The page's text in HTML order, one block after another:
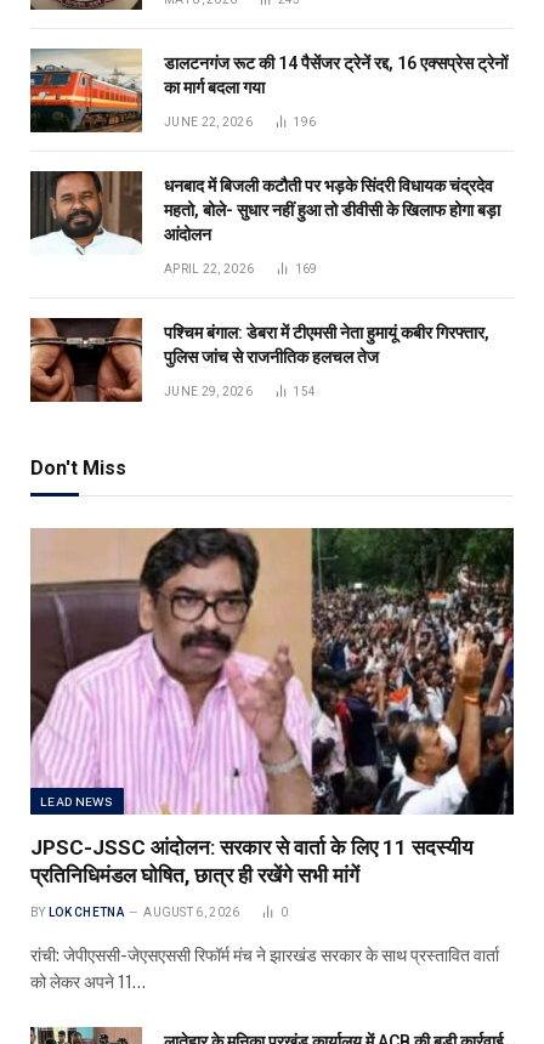
डालटनगंज रूट की 14 पैसेंजर ट्रेनें रद्द, 16 एक्सप्रेस ट्रेनों
का मार्ग बदला गया
JUNE 22, 2026 196
धनबाद में बिजली कटौती पर भड़के सिंदरी विधायक चंद्रदेव
महतो, बोले- सुधार नहीं हुआ तो डीवीसी के खिलाफ होगा बड़ा
आंदोलन
APRIL 22, 2026 169
पश्चिम बंगाल: डेबरा में टीएमसी नेता हुमायूं कबीर गिरफ्तार,
पुलिस जांच से राजनीतिक हलचल तेज
JUNE 29, 2026 154
Don't Miss
LEAD NEWS
JPSC-JSSC आंदोलन: सरकार से वार्ता के लिए 11 सदस्यीय
प्रतिनिधिमंडल घोषित, छात्र ही रखेंगे सभी मांगें
BY LOK CHETNA AUGUST 6, 2026 0
रांची: जेपीएससी-जेएसएससी रिफॉर्म मंच ने झारखंड सरकार के साथ प्रस्तावित वार्ता
को लेकर अपने 11…